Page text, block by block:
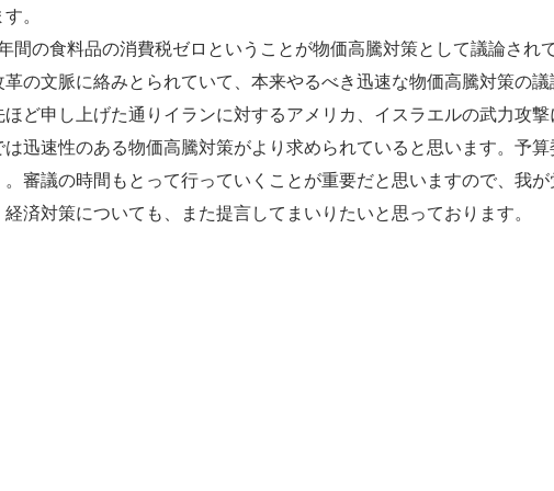
。
の食料品の消費税ゼロということが物価高騰対策として議論され
の文脈に絡みとられていて、本来やるべき迅速な物価高騰対策の
ど申し上げた通りイランに対するアメリカ、イスラエルの武力攻
迅速性のある物価高騰対策がより求められていると思います。予
審議の時間もとって行っていくことが重要だと思いますので、我
済対策についても、また提言してまいりたいと思っております。